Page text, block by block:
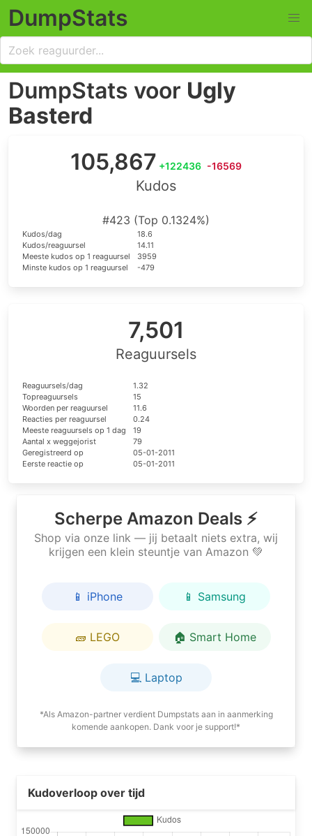
DumpStats
DumpStats voor Ugly
Basterd
105,867 +122436 -16569
Kudos
#423 (Top 0.1324%)
Kudos/dag
18.6
Kudos/reaguursel
14.11
Meeste kudos op 1 reaguursel
3959
Minste kudos op 1 reaguursel
-479
7,501
Reaguursels
Reaguursels/dag
1.32
Topreaguursels
15
Woorden per reaguursel
11.6
Reacties per reaguursel
0.24
Meeste reaguursels op 1 dag
19
Aantal x weggejorist
79
Geregistreerd op
05-01-2011
Eerste reactie op
05-01-2011
Scherpe Amazon Deals ⚡
Shop via onze link — jij betaalt niets extra, wij
krijgen een klein steuntje van Amazon 💚
📱 iPhone 📱 Samsung
🧱 LEGO 🏠 Smart Home
💻 Laptop
*Als Amazon-partner verdient Dumpstats aan in aanmerking
komende aankopen. Dank voor je support!*
Kudoverloop over tijd